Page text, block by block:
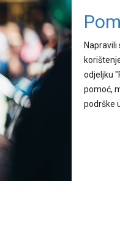
odjeljku
pomoć,
podrške